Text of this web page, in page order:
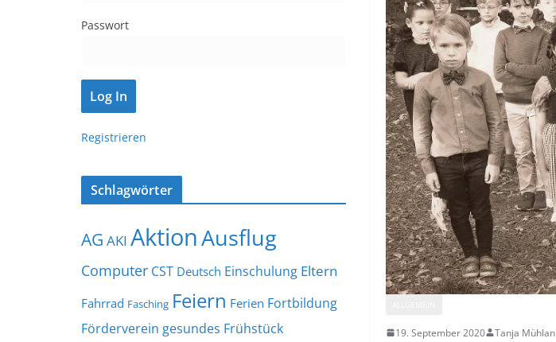
19. September 2020 Tanja Mühlan
Passwort
Registrieren
Schlagwörter
AG AKI AktionAusflug
Computer CST Deutsch Einschulung Eltern
Fahrrad Fasching Feiern Ferien Fortbildung
Förderverein gesundes Frühstück